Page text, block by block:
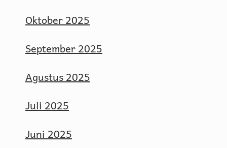
Oktober 2025
September 2025
Agustus 2025
Juli 2025
Juni 2025